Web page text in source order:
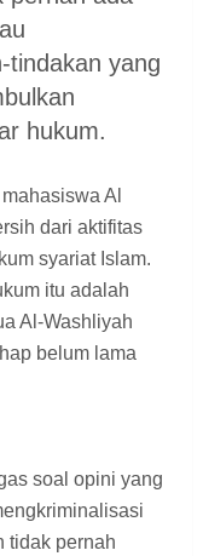
tindakan yang
hukum.
Al
dari aktifitas
syariat Islam.
itu adalah
Al-Washliyah
belum lama
soal opini yang
tidak pernah